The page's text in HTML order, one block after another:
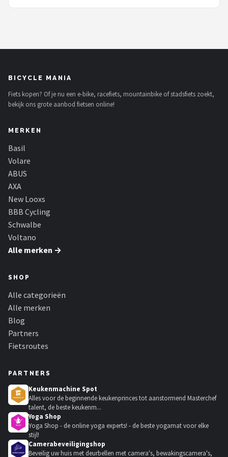
BICYCLE MANIA
Fiets kopen? Of je nu een e-bike, racefiets, mountainbike of stadsfiets zoekt,
bekijk ons grote aanbod fietsen online!
MERKEN
Basil
Volare
ABUS
AXA
New Looxs
BBB Cycling
Schwalbe
Voltano
Alle merken →
SHOP
Alle categorieën
Alle merken
Blog
Partners
Fietsroutes
PARTNERS
Keukenmachine Spot
Alles voor de beginnende keukenprinces tot aanstormend Masterchef
talent, de beste keukenm...
Yoga Shop
Yoga Shop - de online yoga experts! - de beste yogamat voor elke
stijl!
Camerabeveiligingshop
Beveilig uw huis met deurbellen met camera's, bewakingscamera's,